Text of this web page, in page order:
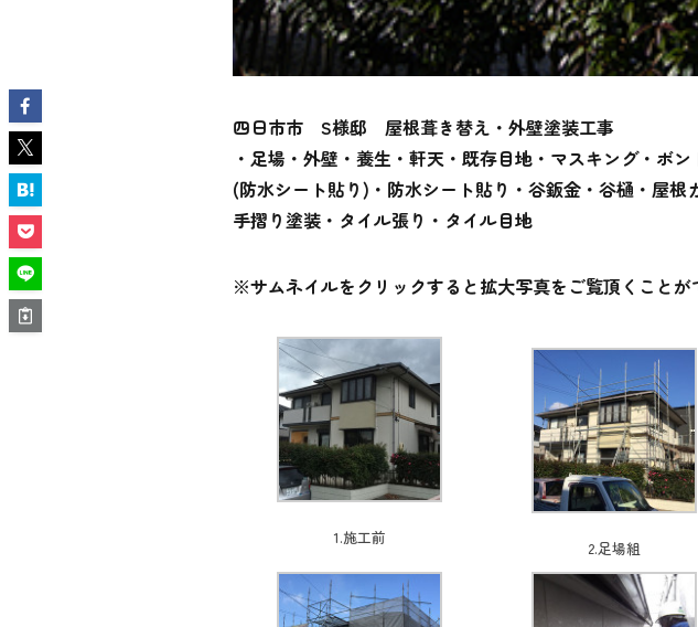
四日市市 S様邸 屋根葺き替え・外壁塗装工事
・足場・外壁・養生・軒天・既存目地・ マスキング・ボ
(防水シート貼り)・防水シート貼り・谷鈑金・谷樋・屋
手摺り塗装・タイル張り・タイル目地
※サムネイルをクリックすると拡大写真をご覧頂くことが
1.施工前
2.足場組